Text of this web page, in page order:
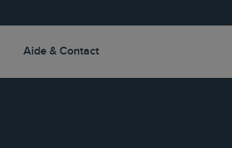
Aide & Contact